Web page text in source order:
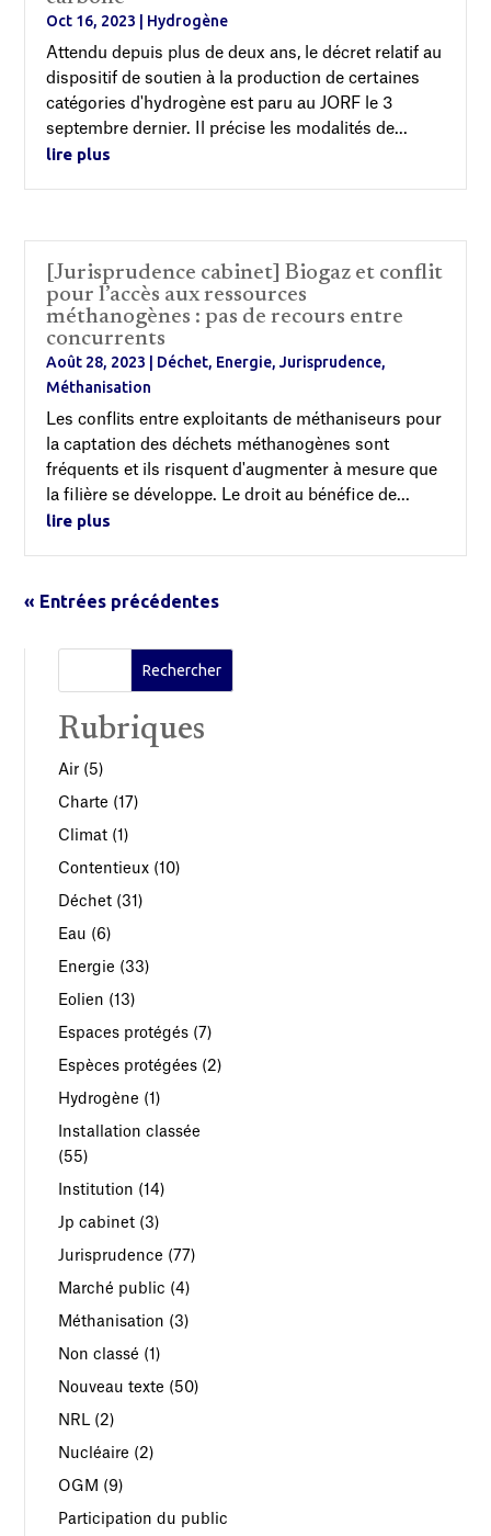
Oct 16, 2023 Hydrogène
Attendu depuis plus de deux ans, le décret relatif au
dispositif de soutien à la production de certaines
catégories d'hydrogène est paru au JORF le 3
septembre dernier. Il précise les modalités de...
lire plus
[Jurisprudence cabinet] Biogaz et conflit
pour l’accès aux ressources
méthanogènes : pas de recours entre
concurrents
Août 28, 2023 Déchet, Energie,Jurisprudence,
Méthanisation
Les conflits entre exploitants de méthaniseurs pour
la captation des déchets méthanogènes sont
fréquents et ils risquent d'augmenter à mesure que
la filière se développe. Le droit au bénéfice de...
lire plus
« Entrées précédentes
Rubriques
Air (5)
Charte (17)
Climat (1)
Contentieux (10)
Déchet (31)
Eau (6)
Energie (33)
Eolien (13)
Espaces protégés (7)
Espèces protégées (2)
Hydrogène (1)
Installation classée
(55)
Institution (14)
Jp cabinet (3)
Jurisprudence (77)
Marché public (4)
Méthanisation (3)
Non classé (1)
Nouveau texte (50)
NRL (2)
Nucléaire (2)
OGM (9)
Participation du public